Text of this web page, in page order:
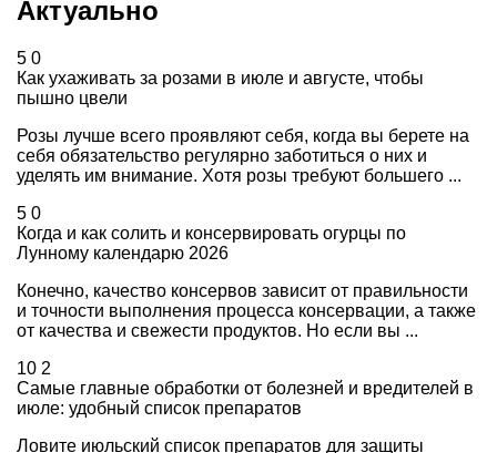
Актуально
5 0
Как ухаживать за розами в июле и августе, чтобы
пышно цвели
Розы лучше всего проявляют себя, когда вы берете на
себя обязательство регулярно заботиться о них и
уделять им внимание. Хотя розы требуют большего ...
5 0
Когда и как солить и консервировать огурцы по
Лунному календарю 2026
Конечно, качество консервов зависит от правильности
и точности выполнения процесса консервации, а также
от качества и свежести продуктов. Но если вы ...
10 2
Самые главные обработки от болезней и вредителей в
июле: удобный список препаратов
Ловите июльский список препаратов для защиты